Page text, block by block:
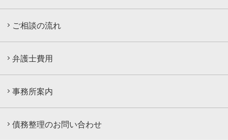
ご相談の流れ
弁護士費用
事務所案内
債務整理のお問い合わせ